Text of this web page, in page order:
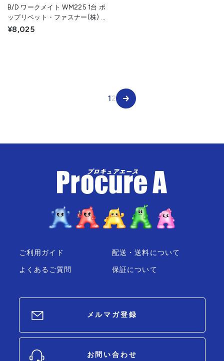
B/D ワークメイト WM225 1台 ポ
ップリベット・ファスナー(株) ブ
ラック・アンド・デッカー事業部
¥8,025
12
ご利用ガイド
よくあるご質問
配送・送料について
保証について
メルマガ登録
お問い合わせ